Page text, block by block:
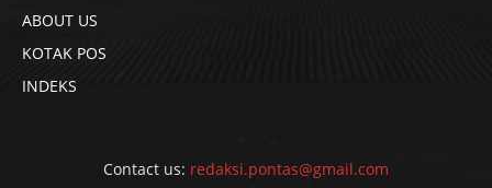
ABOUT US
KOTAK POS
INDEKS
Contact us: redaksi.pontas@gmail.com